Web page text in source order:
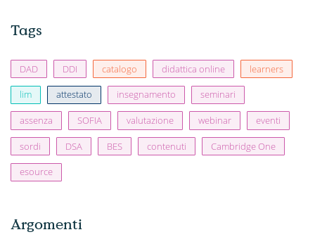
Tags
DAD DDI catalogo didattica online learners
lim attestato insegnamento seminari
assenza SOFIA valutazione webinar eventi
sordi DSA BES contenuti Cambridge One
esource
Argomenti